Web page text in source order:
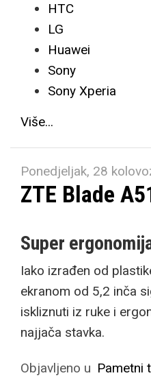
HTC
LG
Huawei
Sony
Sony Xperia
Više...
Ponedjeljak, 28
ZTE Blade
Super
Iako izrađen od
ekranom od 5,2 inča
iskliznuti iz ruke i
najjača stavka.
Objavljeno u Pametni